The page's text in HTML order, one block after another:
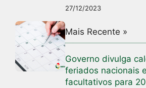
27/12/2023
Mais Recente »
Governo divulga
feriados nacionais
facultativos para